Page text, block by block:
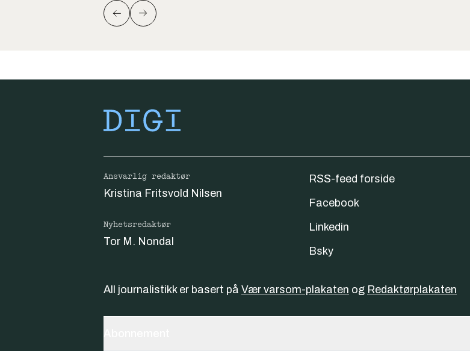
Ansvarlig redaktør
Kristina Fritsvold Nilsen
Nyhetsredaktør
Tor M. Nondal
RSS-feed forside
Facebook
Linkedin
Bsky
All journalistikk er basert på Vær varsom-plakaten og Redaktørplakaten